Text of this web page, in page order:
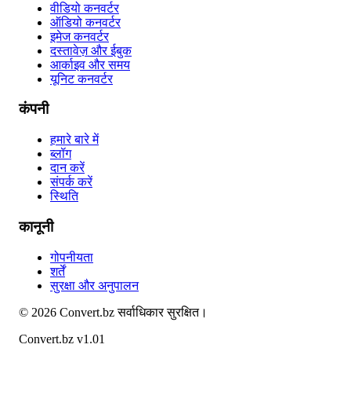
वीडियो कनवर्टर
ऑडियो कनवर्टर
इमेज कनवर्टर
दस्तावेज़ और ईबुक
आर्काइव और समय
यूनिट कनवर्टर
कंपनी
हमारे बारे में
ब्लॉग
दान करें
संपर्क करें
स्थिति
कानूनी
गोपनीयता
शर्तें
सुरक्षा और अनुपालन
© 2026 Convert.bzसर्वाधिकार सुरक्षित।
Convert.bz v1.01